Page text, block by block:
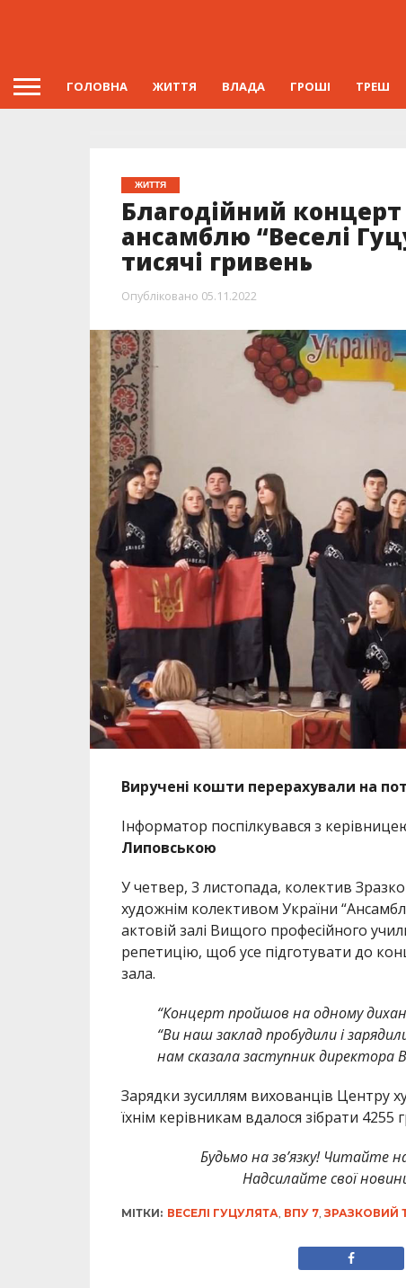
ГОЛОВНА ЖИТТЯ ВЛАДА ГРОШІ ТРЕШ
ЖИТТЯ
Благодійний концерт
ансамблю “Веселі
тисячі гривень
Опубліковано 05.11.2022
Виручені кошти перерахували на
Інформатор поспілкувався з
Липовською
У четвер, 3 листопада, колектив
художнім колективом України
актовій залі Вищого професійного
репетицію, щоб усе підготувати до
зала.
“Концерт пройшов на одному
“Ви наш заклад пробудили і
нам сказала заступник директора
Зарядки зусиллям вихованців Центру
їхнім керівникам вдалося зібрати
Будьмо на зв’язку! Читайте
Надсилайте свої
МІТКИ: ВЕСЕЛІ ГУЦУЛЯТА, ВПУ 7, ЗРАЗКОВИЙ